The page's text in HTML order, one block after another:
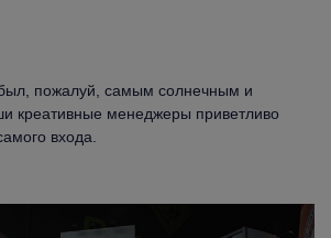
пожалуй, самым солнечным и
менеджеры приветливо
входа.